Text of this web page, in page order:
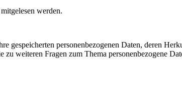
werden.
gespeicherten personenbezogenen Daten, deren
weiteren Fragen zum Thema personenbezogene